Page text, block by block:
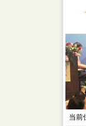
当前